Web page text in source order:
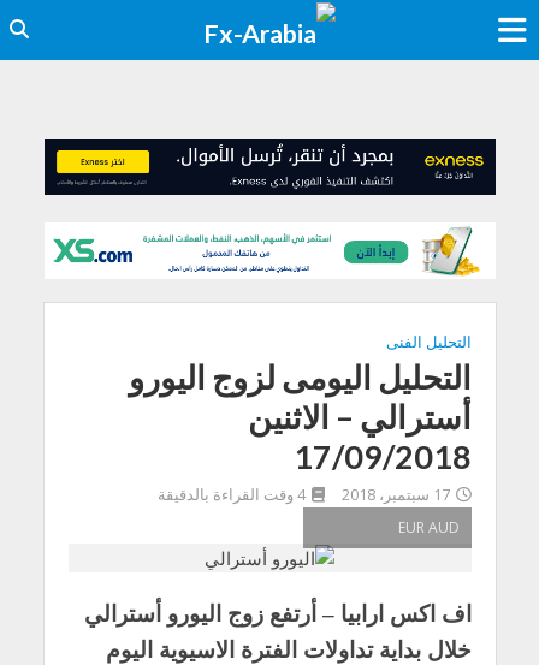
التحليل الفنى
التحليل اليومى لزوج اليورو
أسترالي – الاثنين
17/09/2018
17 سبتمبر، 2018
4 وقت القراءة بالدقيقة
EUR AUD
اف اكس ارابيا – أرتفع زوج اليورو أسترالي
خلال بداية تداولات الفترة الاسيوية اليوم